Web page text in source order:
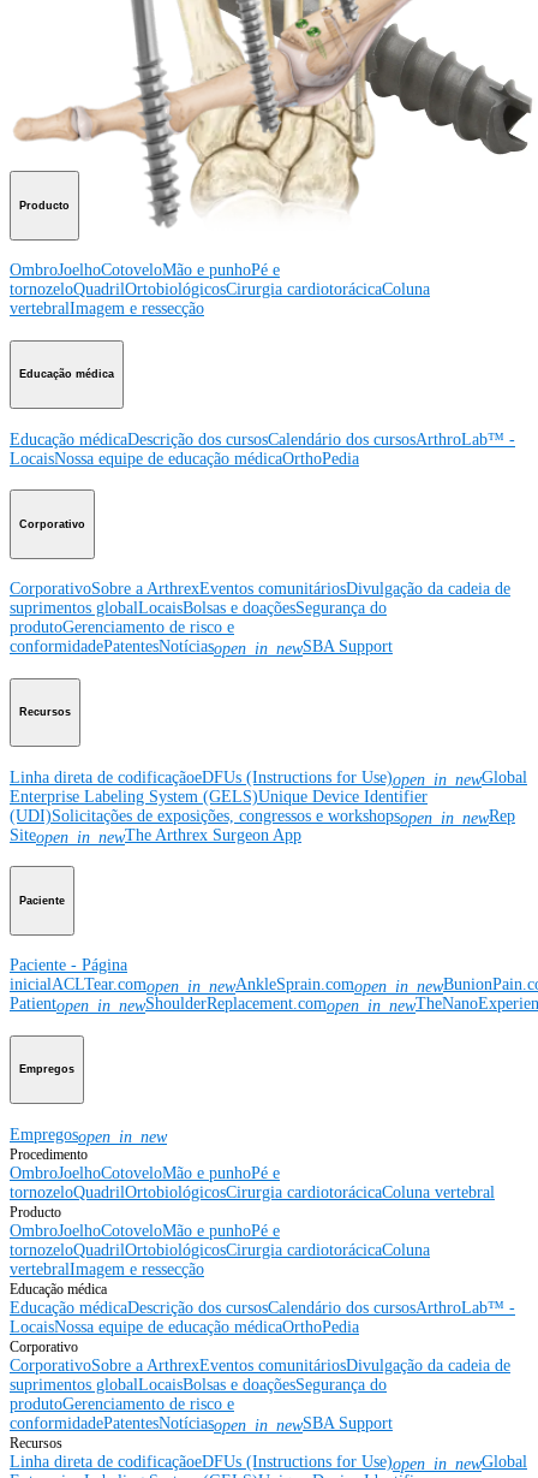
OmbroJoelhoCotoveloMão e punho Pé e
tornozeloQuadril Ortobiológicos Cirurgia cardiotorácica Coluna vertebral
Producto
OmbroJoelhoCotoveloMão e punhoPé e
tornozeloQuadrilOrtobiológicosCirurgia cardiotorácicaColuna
vertebralImagem e ressecção
Educação médica
Educação médicaDescrição dos cursosCalendário dos cursosArthroLab™ -
LocaisNossa equipe de educação médicaOrthoPedia
Corporativo
CorporativoSobre a ArthrexEventos comunitáriosDivulgação da cadeia de
suprimentos globalLocaisBolsas e doaçõesSegurança do
produtoGerenciamento de risco e
conformidadePatentesNotíciasopen_in_newSBA Support
Recursos
Linha direta de codificaçãoeDFUs (Instructions for Use)open_in_newGlobal
Enterprise Labeling System (GELS)Unique Device Identifier
(UDI)Solicitações de exposições, congressos e workshopsopen_in_newRep
Siteopen_in_newThe Arthrex Surgeon App
Paciente
Paciente - Página
inicialACLTear.comopen_in_newAnkleSprain.comopen_in_new
Patientopen_in_newShoulderReplacement.comopen_in_new
Empregos
Empregosopen_in_new
Procedimento
OmbroJoelhoCotoveloMão e punhoPé e
tornozeloQuadrilOrtobiológicosCirurgia cardiotorácicaColuna vertebral
Producto
OmbroJoelhoCotoveloMão e punhoPé e
tornozeloQuadrilOrtobiológicosCirurgia cardiotorácicaColuna
vertebralImagem e ressecção
Educação médica
Educação médicaDescrição dos cursosCalendário dos cursosArthroLab™ -
LocaisNossa equipe de educação médicaOrthoPedia
Corporativo
CorporativoSobre a ArthrexEventos comunitáriosDivulgação da cadeia de
suprimentos globalLocaisBolsas e doaçõesSegurança do
produtoGerenciamento de risco e
conformidadePatentesNotíciasopen_in_newSBA Support
Recursos
Linha direta de codificaçãoeDFUs (Instructions for Use)open_in_newGlobal